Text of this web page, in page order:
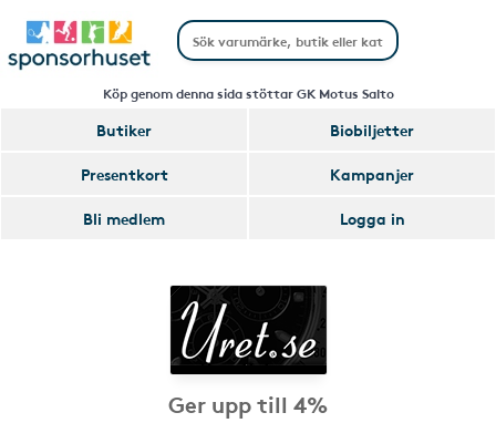
Köp genom denna sida stöttar GK Motus Salto
Butiker
Biobiljetter
Presentkort
Kampanjer
Bli medlem
Logga in
Ger upp till 4%